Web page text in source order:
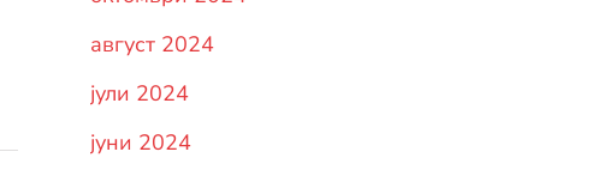
август 2024
јули 2024
јуни 2024